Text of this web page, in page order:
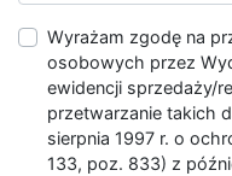
Wyrażam zgodę na
osobowych przez
ewidencji sprzedaży/
przetwarzanie takich
sierpnia 1997 r. o
133, poz. 833) z